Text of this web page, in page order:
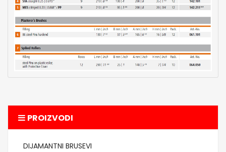
PROIZVODI
DIJAMANTNI BRUSEVI